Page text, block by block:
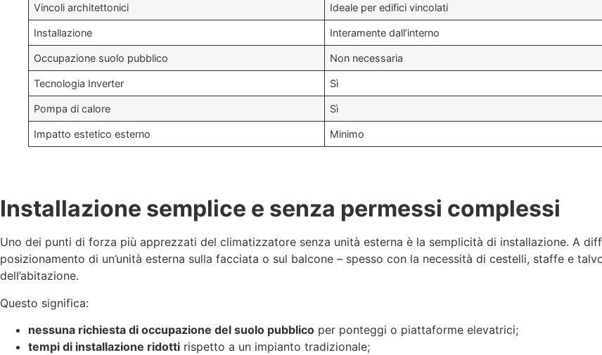
Vincoli architettonici Ideale per edifici vincolati
Installazione Interamente dall’interno
Occupazione suolo pubblico Non necessaria
Tecnologia Inverter Sì
Pompa di calore Sì
Impatto estetico esterno Minimo
Installazione semplice e senza permessi complessi
Uno dei punti di forza più apprezzati del climatizzatore senza unità esterna è la semplicità di installazione. A
posizionamento di un’unità esterna sulla facciata o sul balcone – spesso con la necessità di cestelli, staffe e
dell’abitazione.
Questo significa:
nessuna richiesta di occupazione del suolo pubblico per ponteggi o piattaforme elevatrici;
tempi di installazione ridotti rispetto a un impianto tradizionale;